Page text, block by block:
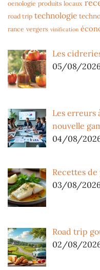
oenologie produits locaux
road trip technologie
rance vergers vinification
Les
05/08/
Les erreurs
nouvelle
04/08/
Recettes
03/08/
Road trip
02/08/